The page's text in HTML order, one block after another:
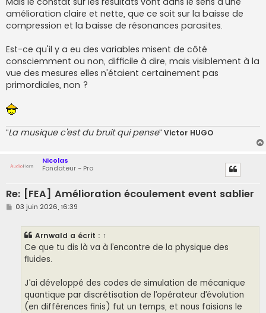
e
amélioration claire et nette, que ce soit sur la baisse de
compression et la baisse de résonances parasites.
Est-ce qu'il y a eu des variables misent de côté
consciemment ou non, difficile à dire, mais visiblement à la
vue des mesures elles n'étaient certainement pas
primordiales, non ?
"La musique c'est du bruit qui pense" Victor HUGO
Nicolas
Fondateur - Pro
Re: [FEA] Amélioration écoulement event sablier
M
03 juin 2026, 16:39
Arnwald a écrit : ↑
Ce que tu dis là va à l’encontre de la physique des
fluides.
J’ai développé des codes de simulation de mécanique
quantique par discrétisation de l’opérateur d’évolution
(en différences finis) fut un temps, et nous faisions le